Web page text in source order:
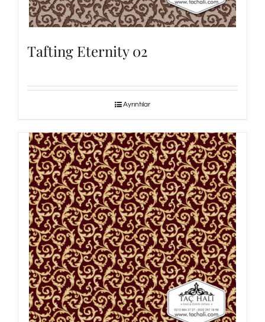
Tafting Eternity 02
Ayrıntılar